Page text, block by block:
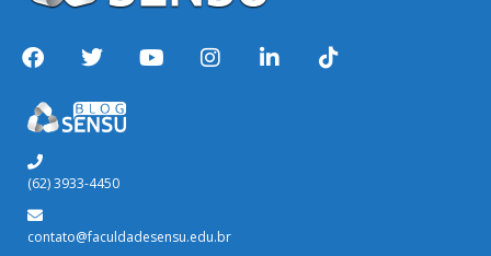
(62) 3933-4450
contato@faculdadesensu.edu.br